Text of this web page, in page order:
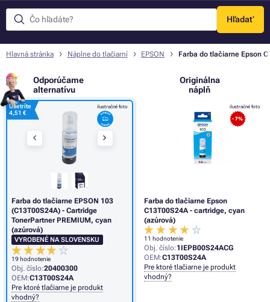
Hľadať
Menu
Hlavná stránka Náplne do tlačiarní EPSON Farba do tlačiarne Epson
Odporúčame
alternatívu
Originálna
náplň
ilustračné foto
- 7%
Farba do tlačiarne Epson
C13T00S24A - cartridge, cyan
(azúrová)
11 hodnotenie
Obj. číslo:1IEPB00S24ACG
OEM:C13T00S24A
Pre ktoré tlačiarne je produkt
vhodný?
ilustračné foto
Ušetríte
4,51 €
Farba do tlačiarne EPSON 103
(C13T00S24A) - Cartridge
TonerPartner PREMIUM, cyan
(azúrová)
VYROBENÉ NA SLOVENSKU
19 hodnotenie
Obj. číslo:20400300
OEM:C13T00S24A
Pre ktoré tlačiarne je produkt
vhodný?